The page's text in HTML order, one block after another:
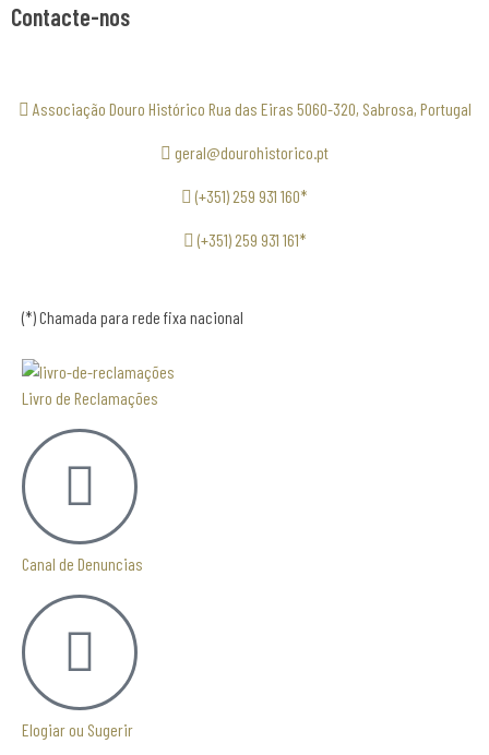
Contacte-nos
Associação Douro Histórico Rua das Eiras 5060-320, Sabrosa, Portugal
geral@dourohistorico.pt
(+351) 259 931 160*
(+351) 259 931 161*
(*) Chamada para rede fixa nacional
Livro de Reclamações
Canal de Denuncias
Elogiar ou Sugerir